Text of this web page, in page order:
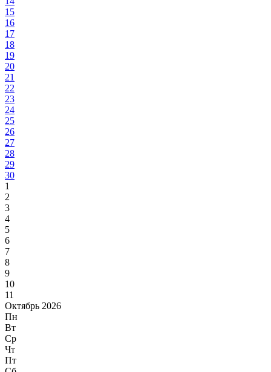
15
16
17
18
19
20
21
22
23
24
25
26
27
28
29
30
1
2
3
4
5
6
7
8
9
10
11
Октябрь 2026
Пн
Вт
Ср
Чт
Пт